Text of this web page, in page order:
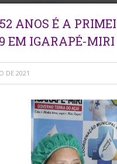
ANOS É A
EM IGARAPÉ-MIRI
DE 2021